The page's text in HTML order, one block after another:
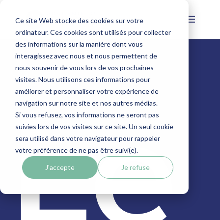
Ce site Web stocke des cookies sur votre
ordinateur. Ces cookies sont utilisés pour collecter
des informations sur la manière dont vous
interagissez avec nous et nous permettent de
nous souvenir de vous lors de vos prochaines
visites. Nous utilisons ces informations pour
améliorer et personnaliser votre expérience de
navigation sur notre site et nos autres médias.
Si vous refusez, vos informations ne seront pas
suivies lors de vos visites sur ce site. Un seul cookie
sera utilisé dans votre navigateur pour rappeler
votre préférence de ne pas être suivi(e).
J'accepte Je refuse
CAS CLIENTS
Le